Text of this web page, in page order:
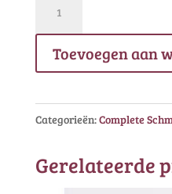
Sôkkertantes
Rhapsody
Palette
One
aantal
Toevoegen aan
Categorieën:Complete
Gerelateerde